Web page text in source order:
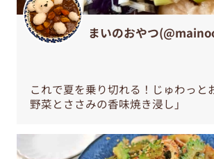
まいのおやつ
これで夏を乗り切れる！じゅわっと
野菜とささみの香味焼き浸し」